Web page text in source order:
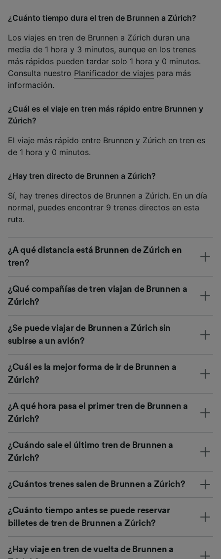
¿Cuánto tiempo dura el tren de Brunnen a Zúrich?
Los viajes en tren de Brunnen a Zúrich duran una
media de 1 hora y 3 minutos, aunque en los trenes
más rápidos pueden tardar solo 1 hora y 0 minutos.
Consulta nuestro Planificador de viajes para más
información.
¿Cuál es el viaje en tren más rápido entre Brunnen y
Zúrich?
El viaje más rápido entre Brunnen y Zúrich en tren es
de 1 hora y 0 minutos.
¿Hay tren directo de Brunnen a Zúrich?
Sí, hay trenes directos de Brunnen a Zúrich. En un día
normal, puedes encontrar 9 trenes directos en esta
ruta.
¿A qué distancia está Brunnen de Zúrich en
tren?
¿Qué compañías de tren viajan de Brunnen a
Zúrich?
¿Se puede viajar de Brunnen a Zúrich sin
subirse a un avión?
¿Cuál es la mejor forma de ir de Brunnen a
Zúrich?
¿A qué hora pasa el primer tren de Brunnen a
Zúrich?
¿Cuándo sale el último tren de Brunnen a
Zúrich?
¿Cuántos trenes salen de Brunnen a Zúrich?
¿Cuánto tiempo antes se puede reservar
billetes de tren de Brunnen a Zúrich?
¿Hay viaje en tren de vuelta de Brunnen a